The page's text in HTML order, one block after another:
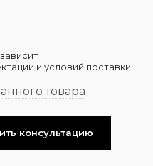
и условий поставки.
товара
консультацию